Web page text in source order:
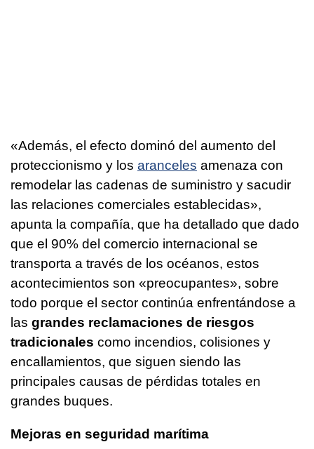
«Además, el efecto dominó del aumento del
proteccionismo y los aranceles amenaza con
remodelar las cadenas de suministro y sacudir
las relaciones comerciales establecidas»,
apunta la compañía, que ha detallado que dado
que el 90% del comercio internacional se
transporta a través de los océanos, estos
acontecimientos son «preocupantes», sobre
todo porque el sector continúa enfrentándose a
las grandes reclamaciones de riesgos
tradicionales como incendios, colisiones y
encallamientos, que siguen siendo las
principales causas de pérdidas totales en
grandes buques.
Mejoras en seguridad marítima